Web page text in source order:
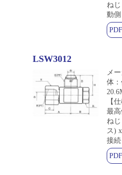
ね
動
LSW3012
メ
体：
【
最高
ね
ス)
接